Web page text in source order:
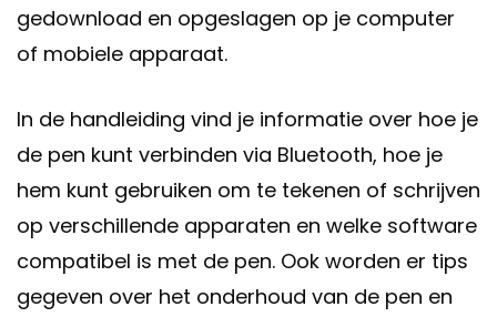
gedownload en opgeslagen op je computer
of mobiele apparaat.
In de handleiding vind je informatie over hoe je
de pen kunt verbinden via Bluetooth, hoe je
hem kunt gebruiken om te tekenen of schrijven
op verschillende apparaten en welke software
compatibel is met de pen. Ook worden er tips
gegeven over het onderhoud van de pen en